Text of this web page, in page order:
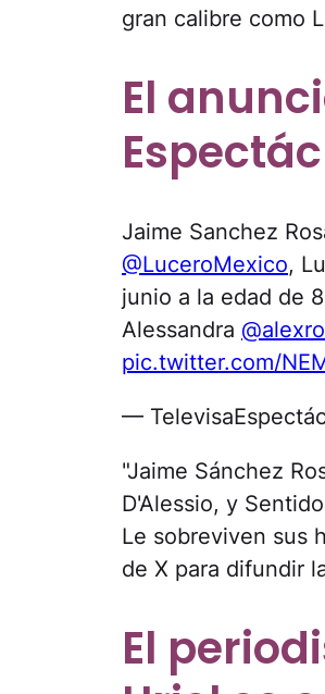
gran calibre como
El
Jaime Sanchez
@LuceroMexico,
junio a la edad de
Alessandra
pic.twitter.com/
—
"Jaime Sánchez
D'Alessio, y
Le sobreviven sus
de X para difundir
El